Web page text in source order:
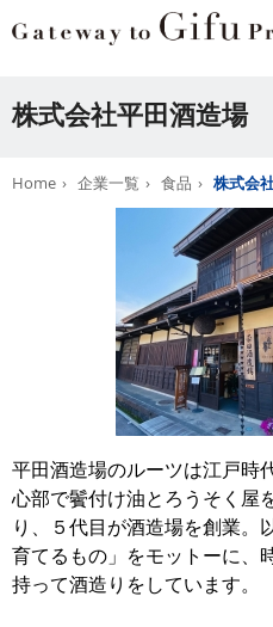
株式会社平田酒造場
Home 企業一覧 食品 株式会
平田酒造場のルーツは江戸時
心部で鬢付け油とろうそく屋
り、５代目が酒造場を創業。
育てるもの」をモットーに、
持って酒造りをしています。